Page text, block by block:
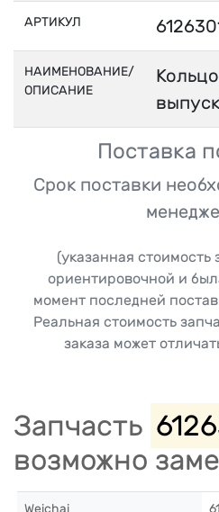
АРТИКУЛ
НАИМЕНОВАНИЕ/
ОПИСАНИЕ
Поставка
Срок поставки
(указанная стоимость
ориентировочной и
момент последней
Реальная стоимость
заказа может
Запчасть
возможно
Weichai